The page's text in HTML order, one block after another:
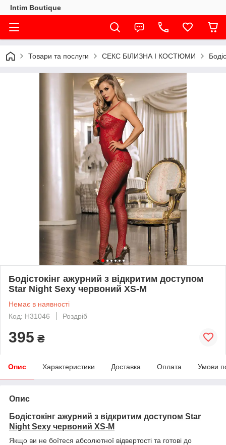
Intim Boutique
Товари та послуги СЕКС БІЛИЗНА І КОСТЮМИ
Бодістокінг ажурний з відкритим доступом
Star Night Sexy червоний XS-M
Немає в наявності
Код: H31046
Роздріб
395 ₴
Опис Характеристики Доставка Оплата Умови
Опис
Бодістокінг ажурний з відкритим доступом Star
Night Sexy червоний XS-M
Якщо ви не боїтеся абсолютної відвертості та готові до